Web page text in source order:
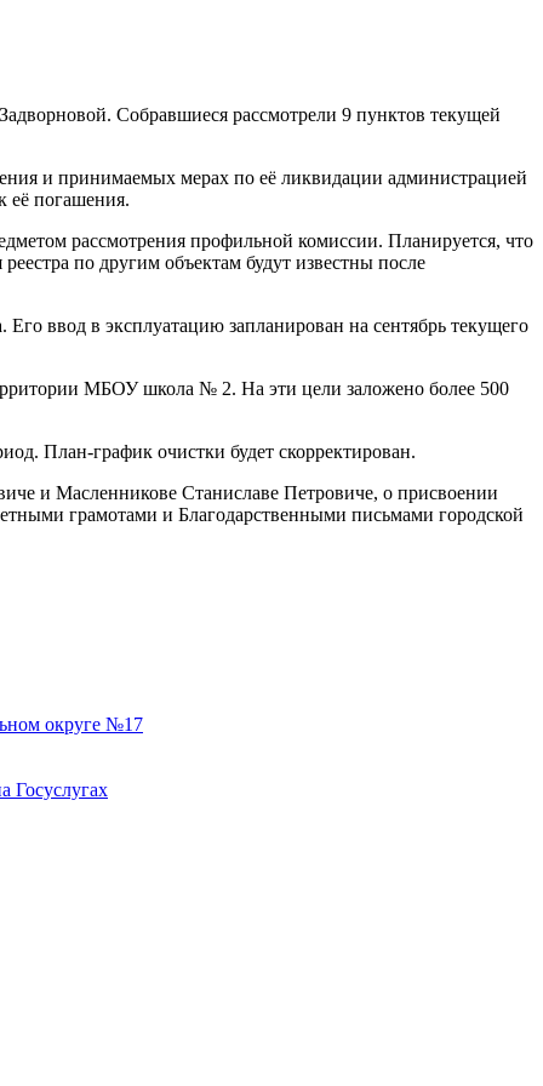
Собравшиеся рассмотрели 9 пунктов текущей
и принимаемых мерах по её ликвидации администрацией
её погашения.
рассмотрения профильной комиссии. Планируется, что
по другим объектам будут известны после
ввод в эксплуатацию запланирован на сентябрь текущего
МБОУ школа № 2. На эти цели заложено более 500
План-график очистки будет скорректирован.
и Масленникове Станиславе Петровиче, о присвоении
грамотами и Благодарственными письмами городской
округе №17
Госуслугах